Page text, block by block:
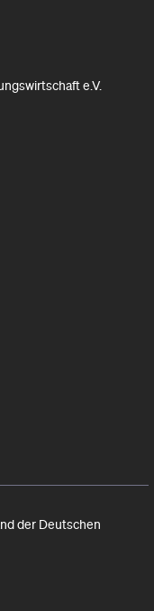
e.V.
der Deutschen